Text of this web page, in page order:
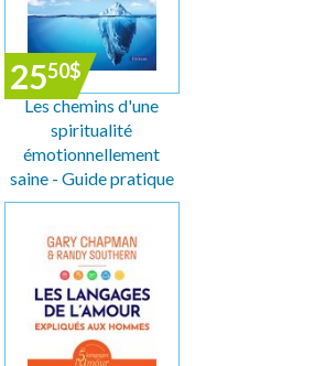
2550$
Les chemins d'une
spiritualité
émotionnellement
saine - Guide pratique